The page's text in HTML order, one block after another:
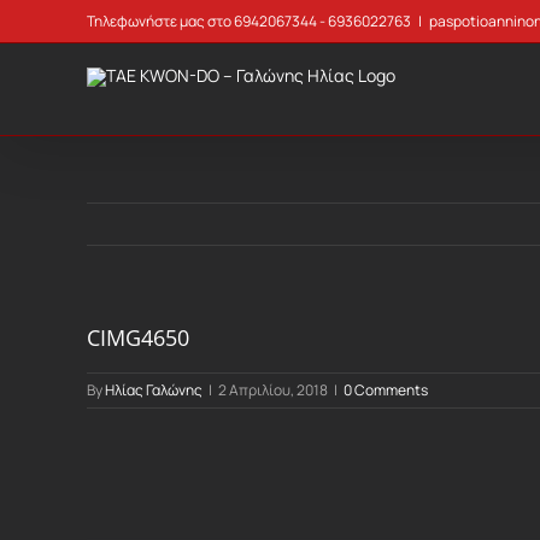
to
Τηλεφωνήστε μας στο 6942067344 - 6936022763 |
CIMG4650
ByΗλίας Γαλώνης | 2 Απριλίου, 2018 | 0 Comments